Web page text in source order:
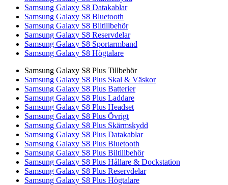
Samsung Galaxy S8 Datakablar
Samsung Galaxy S8 Bluetooth
Samsung Galaxy S8 Biltillbehör
Samsung Galaxy S8 Reservdelar
Samsung Galaxy S8 Sportarmband
Samsung Galaxy S8 Högtalare
Samsung Galaxy S8 Plus Tillbehör
Samsung Galaxy S8 Plus Skal & Väskor
Samsung Galaxy S8 Plus Batterier
Samsung Galaxy S8 Plus Laddare
Samsung Galaxy S8 Plus Headset
Samsung Galaxy S8 Plus Övrigt
Samsung Galaxy S8 Plus Skärmskydd
Samsung Galaxy S8 Plus Datakablar
Samsung Galaxy S8 Plus Bluetooth
Samsung Galaxy S8 Plus Biltillbehör
Samsung Galaxy S8 Plus Hållare & Dockstation
Samsung Galaxy S8 Plus Reservdelar
Samsung Galaxy S8 Plus Högtalare